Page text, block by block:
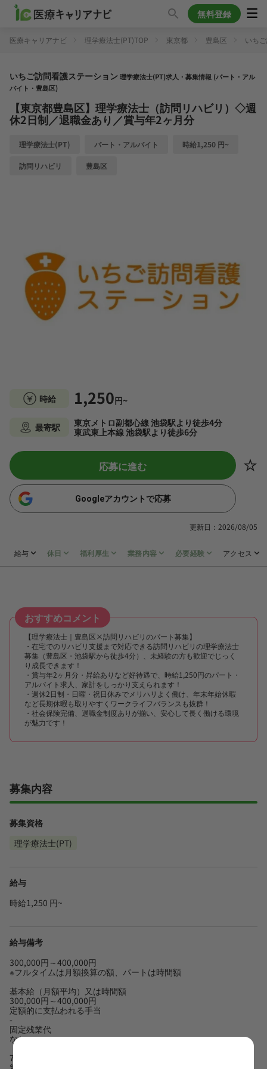
無料登録
医療キャリアナビ 理学療法士(PT)TOP 東京都 豊島区 いち
いちご訪問看護ステーション 理学療法士(PT)求人・募集情報 (パート・アル
バイト・豊島区)
【東京都豊島区】理学療法士（訪問リハビリ）◇週
休2日制／退職金あり／賞与年2ヶ月分
理学療法士(PT) パート・アルバイト 時給1,250 円~
訪問リハビリ 豊島区
時給 1,250円~
最寄駅
東京メトロ副都心線 池袋駅より徒歩4分
東武東上本線 池袋駅より徒歩6分
応募に進む
Googleアカウントで応募
更新日：2026/08/05
給与 休日 福利厚生 業務内容 必要経験 アクセス
おすすめコメント
【理学療法士｜豊島区×訪問リハビリのパート募集】
・在宅でのリハビリ支援まで対応できる訪問リハビリの理学療法士
募集（豊島区・池袋駅から徒歩4分）、未経験の方も歓迎でじっく
り成長できます！
・賞与年2ヶ月分・昇給ありなど好待遇で、時給1,250円のパート・
アルバイト求人、家計をしっかり支えられます！
・週休2日制・日曜・祝日休みでメリハリよく働け、年末年始休暇
など長期休暇も取りやすくワークライフバランスも抜群！
・社会保険完備、退職金制度ありが揃い、安心して長く働ける環境
が魅力です！
募集内容
募集資格
理学療法士(PT)
給与
時給1,250 円~
給与備考
300,000円～400,000円
※フルタイムは月額換算の額、パートは時間額
基本給（月額平均）又は時間額
300,000円～400,000円
定額的に支払われる手当
-
固定残業代
なし
70j時間以上で60分1000円